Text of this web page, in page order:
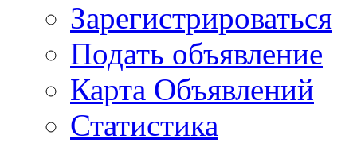
Зарегистрироваться
Подать объявление
Карта Объявлений
Статистика